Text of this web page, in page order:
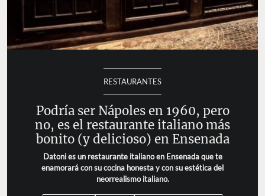
RESTAURANTES
Podría ser Nápoles en 1960, pero
no, es el restaurante italiano más
bonito (y delicioso) en Ensenada
Datoni es un restaurante italiano en Ensenada que te
enamorará con su cocina honesta y con su estética del
neorrealismo italiano.